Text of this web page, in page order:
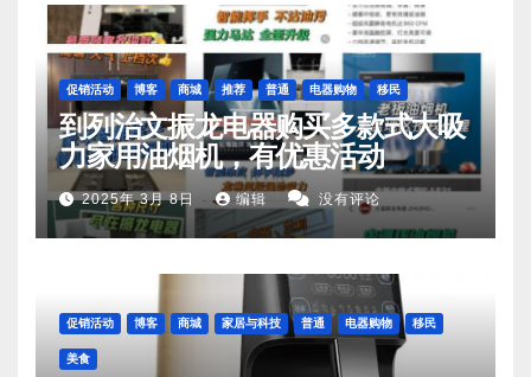
促销活动 博客 商城 推荐 普通 电器购物 移民
到列治文振龙电器购买多款式大吸
力家用油烟机，有优惠活动
2025年 3月 8日 编辑 没有评论
促销活动 博客 商城 家居与科技 普通 电器购物 移民
美食